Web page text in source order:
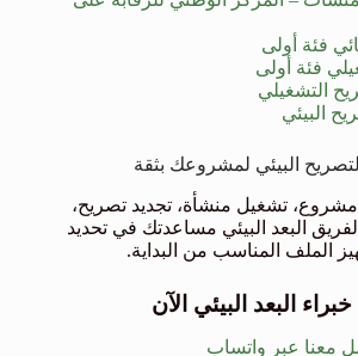
فئة أولى
فئة أولى
التشغيلي
البيئي
البيئي لمشروعك بثقة
تشغيل منشأة، تجديد تصريح،
البعد البيئي مساعدتك في تحديد
الملف المناسب من البداية.
البعد البيئي الآن
معنا عبر واتساب